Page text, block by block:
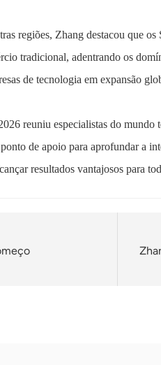
regiões, Zhang destacou que
tradicional, adentrando os
de tecnologia em expansão
reuniu especialistas do
de apoio para aprofundar a
resultados vantajosos para